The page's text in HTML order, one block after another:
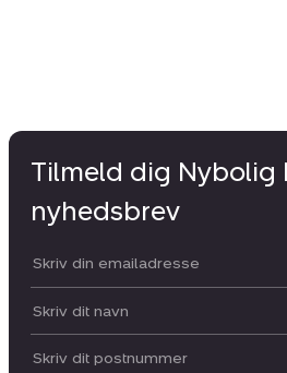
Tilmeld dig Nybolig
nyhedsbrev
Din email:
Dit navn:
Postnummer